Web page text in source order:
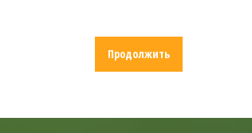
Продолжить